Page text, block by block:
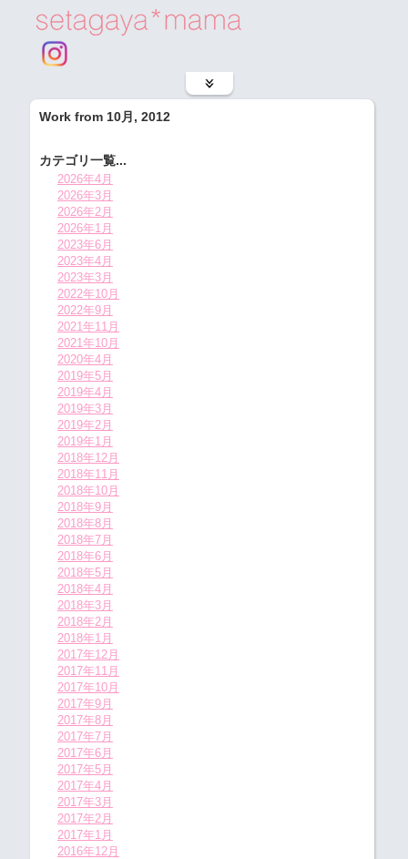
Work from 10月, 2012
カテゴリ一覧...
2026年4月
2026年3月
2026年2月
2026年1月
2023年6月
2023年4月
2023年3月
2022年10月
2022年9月
2021年11月
2021年10月
2020年4月
2019年5月
2019年4月
2019年3月
2019年2月
2019年1月
2018年12月
2018年11月
2018年10月
2018年9月
2018年8月
2018年7月
2018年6月
2018年5月
2018年4月
2018年3月
2018年2月
2018年1月
2017年12月
2017年11月
2017年10月
2017年9月
2017年8月
2017年7月
2017年6月
2017年5月
2017年4月
2017年3月
2017年2月
2017年1月
2016年12月